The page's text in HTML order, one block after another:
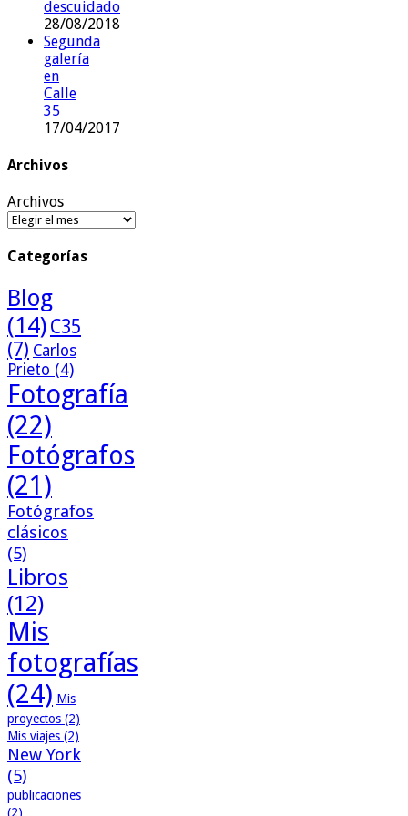
descuidado
28/08/2018
Segunda
galería
en
Calle
35
17/04/2017
Archivos
Archivos
Categorías
Blog
(14) C35
(7) Carlos
Prieto (4)
Fotografía
(22)
Fotógrafos
(21)
Fotógrafos
clásicos
(5)
Libros
(12)
Mis
fotografías
(24) Mis
proyectos (2)
Mis viajes (2)
New York
(5)
publicaciones
(2)